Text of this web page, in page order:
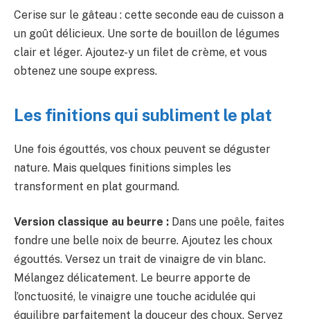
Cerise sur le gâteau : cette seconde eau de cuisson a
un goût délicieux. Une sorte de bouillon de légumes
clair et léger. Ajoutez-y un filet de crème, et vous
obtenez une soupe express.
Les finitions qui subliment le plat
Une fois égouttés, vos choux peuvent se déguster
nature. Mais quelques finitions simples les
transforment en plat gourmand.
Version classique au beurre : Dans une poêle, faites
fondre une belle noix de beurre. Ajoutez les choux
égouttés. Versez un trait de vinaigre de vin blanc.
Mélangez délicatement. Le beurre apporte de
l’onctuosité, le vinaigre une touche acidulée qui
équilibre parfaitement la douceur des choux. Servez